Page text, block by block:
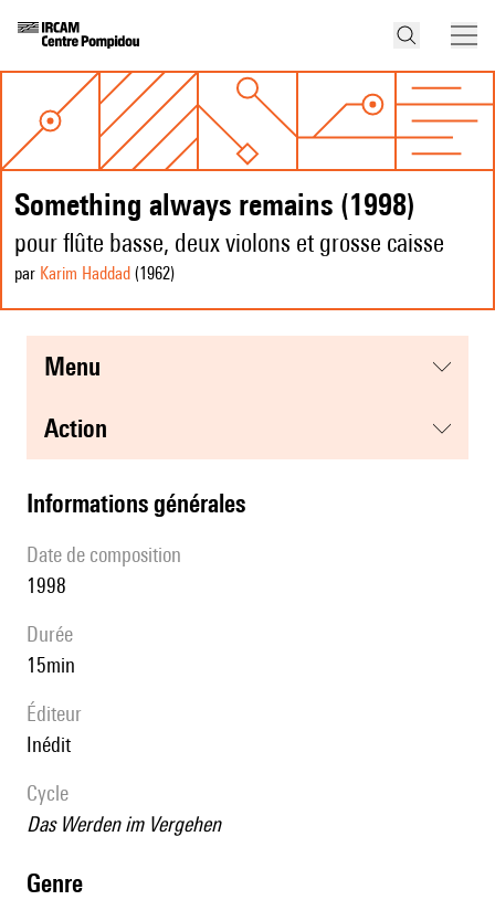
Something always remains (1998)
pour flûte basse, deux violons et grosse caisse
par Karim Haddad (1962)
menu
action
informations générales
date de composition
1998
durée
15min
éditeur
Inédit
Cycle
Das Werden im Vergehen
genre